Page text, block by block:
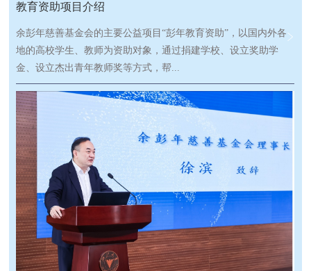
教育资助项目介绍
余彭年慈善基金会的主要公益项目“彭年教育资助”，以国内外各
地的高校学生、教师为资助对象，通过捐建学校、设立奖助学
金、设立杰出青年教师奖等方式，帮...
助贫困学子完成学业，鼓励优秀的教师专注教学，探索一条全新
的教育资助之路。多年来，此项目资助了包括北京师范大学、中
国人民大学、上海交通大学、深圳大学等近20所学校，受到资助
的师生近万名。